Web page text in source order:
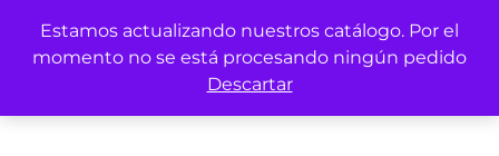
Estamos actualizando nuestros catálogo. Por el
momento no se está procesando ningún pedido
Descartar